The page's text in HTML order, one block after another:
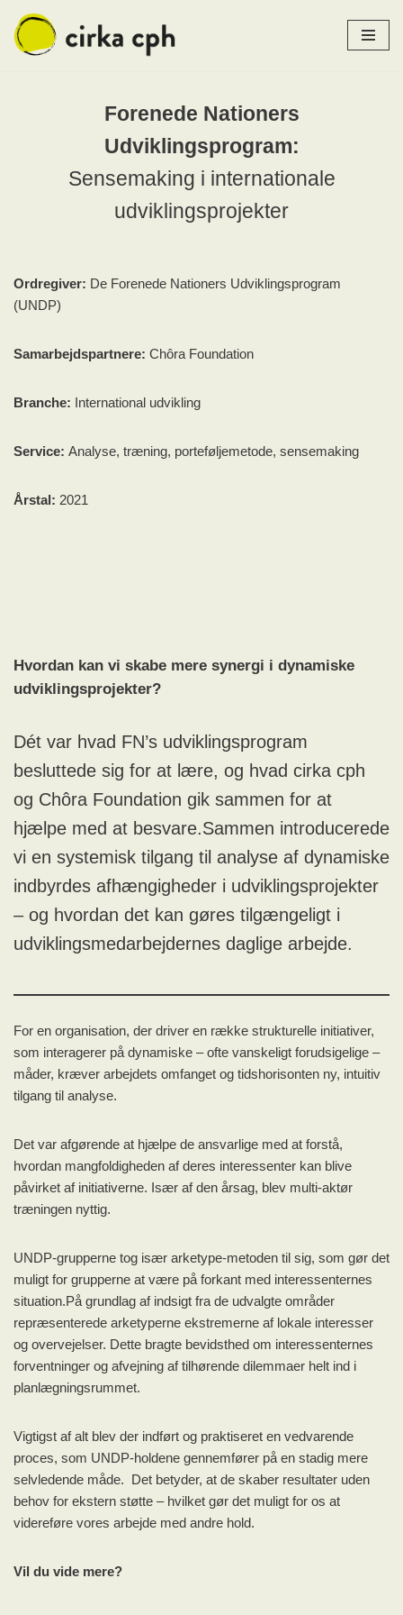
Spring
Forenede Nationers
Udviklingsprogram:
Sensemaking i internationale
udviklingsprojekter
Ordregiver: De Forenede Nationers Udviklingsprogram
(UNDP)
Samarbejdspartnere: Chôra Foundation
Branche: International udvikling
Service: Analyse, træning, porteføljemetode, sensemaking
Årstal: 2021
Hvordan kan vi skabe mere synergi i dynamiske
udviklingsprojekter?
Dét var hvad FN’s udviklingsprogram
besluttede sig for at lære, og hvad cirka cph
og Chôra Foundation gik sammen for at
hjælpe med at besvare.Sammen introducerede
vi en systemisk tilgang til analyse af dynamiske
indbyrdes afhængigheder i udviklingsprojekter
– og hvordan det kan gøres tilgængeligt i
udviklingsmedarbejdernes daglige arbejde.
For en organisation, der driver en række strukturelle initiativer,
som interagerer på dynamiske – ofte vanskeligt forudsigelige –
måder, kræver arbejdets omfanget og tidshorisonten ny, intuitiv
tilgang til analyse.
Det var afgørende at hjælpe de ansvarlige med at forstå,
hvordan mangfoldigheden af deres interessenter kan blive
påvirket af initiativerne. Især af den årsag, blev multi-aktør
træningen nyttig.
UNDP-grupperne tog især arketype-metoden til sig, som gør det
muligt for grupperne at være på forkant med interessenternes
situation.På grundlag af indsigt fra de udvalgte områder
repræsenterede arketyperne ekstremerne af lokale interesser
og overvejelser. Dette bragte bevidsthed om interessenternes
forventninger og afvejning af tilhørende dilemmaer helt ind i
planlægningsrummet.
Vigtigst af alt blev der indført og praktiseret en vedvarende
proces, som UNDP-holdene gennemfører på en stadig mere
selvledende måde. Det betyder, at de skaber resultater uden
behov for ekstern støtte – hvilket gør det muligt for os at
videreføre vores arbejde med andre hold.
Vil du vide mere?